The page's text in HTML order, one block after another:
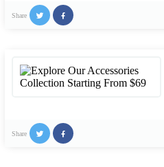
Share
Share